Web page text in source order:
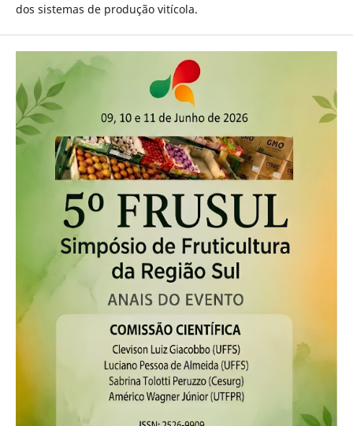
dos sistemas de produção vitícola.